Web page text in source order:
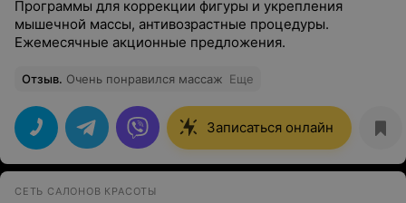
Программы для коррекции фигуры и укрепления
мышечной массы, антивозрастные процедуры.
Ежемесячные акционные предложения.
Отзыв. Очень понравился массаж Еще
Записаться онлайн
СЕТЬ САЛОНОВ КРАСОТЫ